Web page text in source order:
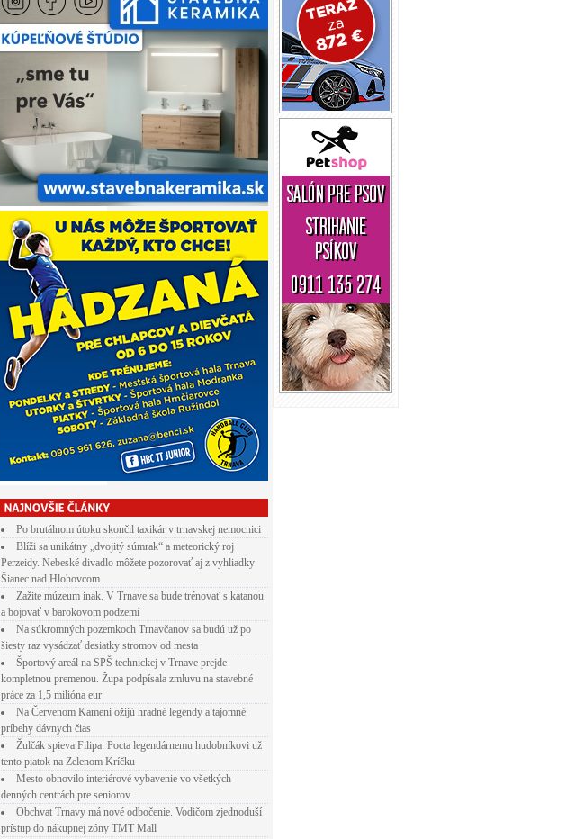
Po brutálnom útoku skončil taxikár v trnavskej nemocnici
Blíži sa unikátny „dvojitý súmrak“ a meteorický roj
Perzeidy. Nebeské divadlo môžete pozorovať aj z vyhliadky
Šianec nad Hlohovcom
Zažite múzeum inak. V Trnave sa bude trénovať s katanou
a bojovať v barokovom podzemí
Na súkromných pozemkoch Trnavčanov sa budú už po
šiesty raz vysádzať desiatky stromov od mesta
Športový areál na SPŠ technickej v Trnave prejde
kompletnou premenou. Župa podpísala zmluvu na stavebné
práce za 1,5 milióna eur
Na Červenom Kameni ožijú hradné legendy a tajomné
príbehy dávnych čias
Žulčák spieva Filipa: Pocta legendárnemu hudobníkovi už
tento piatok na Zelenom Kríčku
Mesto obnovilo interiérové vybavenie vo všetkých
denných centrách pre seniorov
Obchvat Trnavy má nové odbočenie. Vodičom zjednoduší
prístup do nákupnej zóny TMT Mall